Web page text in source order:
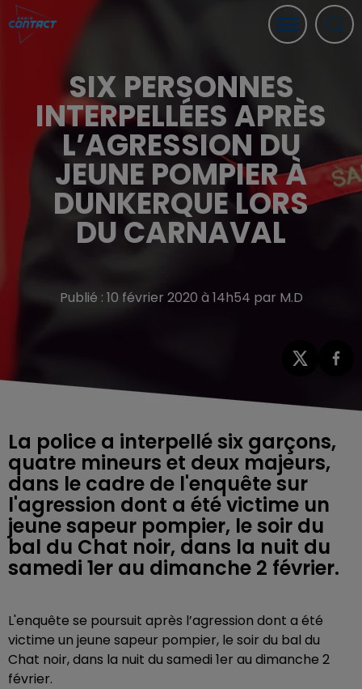
SIX PERSONNES
INTERPELLÉES APRÈS
L’AGRESSION DU
JEUNE POMPIER À
DUNKERQUE LORS
DU CARNAVAL
Publié : 10 février 2020 à 14h54 par M.D
La police a interpellé six garçons,
quatre mineurs et deux majeurs,
dans le cadre de l'enquête sur
l'agression dont a été victime un
jeune sapeur pompier, le soir du
bal du Chat noir, dans la nuit du
samedi 1er au dimanche 2 février.
L'enquête se poursuit après l’agression dont a été
victime un jeune sapeur pompier, le soir du bal du
Chat noir, dans la nuit du samedi 1er au dimanche 2
février.